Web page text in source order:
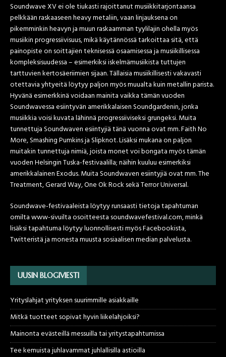
Soundwave XV ei ole tiukasti rajoittanut musiikkitarjontaansa
pelkkään raskaaseen heavy metaliin, vaan linjauksena on
pikemminkin heavyn ja muun raskaamman tyylilajin ohella myös
musiikin progressiivisuus, mikä käytännössä tarkoittaa sitä, että
painopiste on soittajien teknisessä osaamisessa ja musiikillisessa
kompleksisuudessa – esimerkiksi iskelmämusiikista tuttujen
tarttuvien kertosäeriimien sijaan. Tällaisia musiikillisesti vakavasti
otettavia yhtyeitä löytyy paljon myös muualta kuin metallin parista.
Hyvänä esimerkkinä voidaan mainita vaikka tämän vuoden
Soundwavessa esiintyvän amerikkalaisen Soundgardenin, jonka
musiikkia voisi kuvata lähinnä progressiiviseksi grungeksi. Muita
tunnettuja Soundwaven esiintyjiä tänä vuonna ovat mm. Faith No
More, Smashing Pumkins ja Slipknot. Lisäksi mukana on paljon
muitakin tunnettuja nimiä, joista monet voi bongata myös tämän
vuoden Helsingin Tuska-festivaalilla; näihin kuuluu esimerkiksi
amerikkalainen Exodus. Muita Soundwaven esiintyjiä ovat mm. The
Treatment, Gerard Way, One Ok Rock sekä Terror Universal.
Soundwave-festivaaleista löytyy runsaasti tietoja tapahtuman
omilta www-sivuilta osoitteesta soundwavefestival.com, minkä
lisäksi tapahtuma löytyy luonnollisesti myös Facebookista,
Twitteristä ja monesta muusta sosiaalisen median palvelusta.
UUSIN BLOGIVIESTI
Yrityslahjat yrityksen suurimmille asiakkaille
Mitkä tuotteet sopivat hyvin liikelahjoiksi?
Mainonta evästeillä messuilla tai yritystapahtumissa
Tee kemuista juhlavammat juhlallisilla astioilla